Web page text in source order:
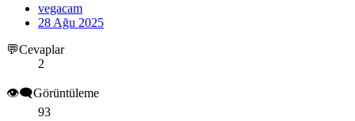
vegacam
28 Ağu 2025
💬Cevaplar
2
👁️‍🗨️Görüntüleme
93